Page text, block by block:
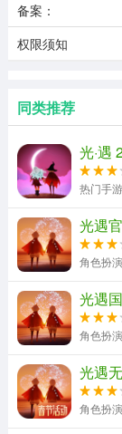
备案：
权限须知
同类推荐
光·遇
热门手游
光遇
角色扮演
光遇
角色扮演
光遇
角色扮演